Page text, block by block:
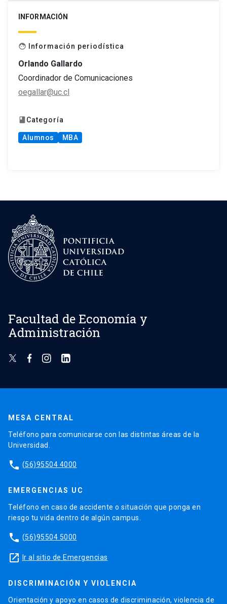
INFORMACIÓN
face Información periodística
Orlando Gallardo
Coordinador de Comunicaciones
oegallar@uc.cl
book Categoría
Alumnos MBA
Facultad de Economía y
Administración
MESA CENTRAL
Teléfono para comunicarse con las distintas áreas de la
Universidad.
phone (56)95504 4000
EMERGENCIAS UC
Teléfono en caso de accidente o situación que ponga en
riesgo tu vida dentro de algún campus.
phone (56)95504 5000
launch Ir al sitio de Emergencias
DISCRIMINACIÓN Y VIOLENCIA
Orientación y apoyo en casos de discriminación, violencia de